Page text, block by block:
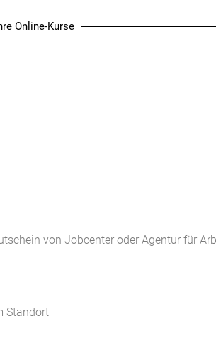
Online-Kurse
von Jobcenter oder Agentur für
Standort